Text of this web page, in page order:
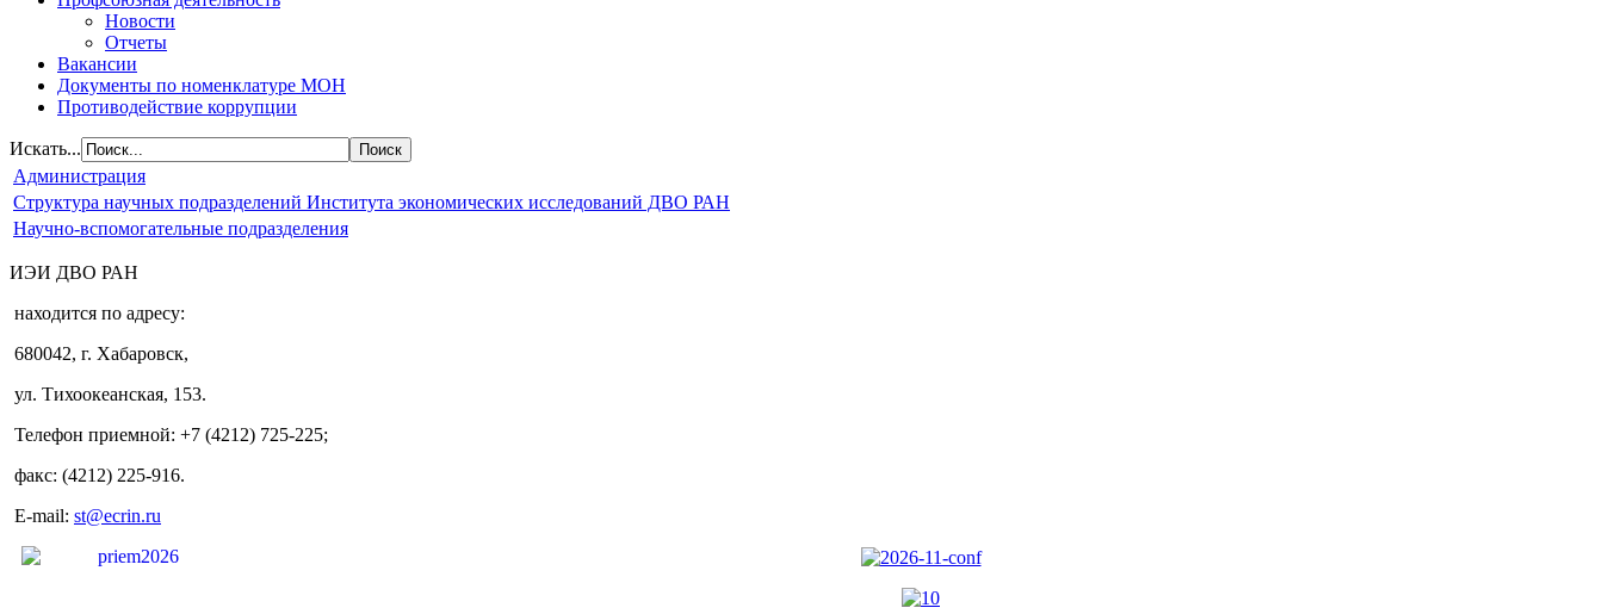
Новости
Отчеты
Вакансии
Документы по номенклатуре МОН
Противодействие коррупции
Искать...
Администрация
Структура научных подразделений Института экономических исследований ДВО РАН
Научно-вспомогательные подразделения
ИЭИ ДВО РАН
находится по адресу:
680042, г. Хабаровск,
ул. Тихоокеанская, 153.
Телефон приемной: +7 (4212) 725-225;
факс: (4212) 225-916.
E-mail: st@ecrin.ru